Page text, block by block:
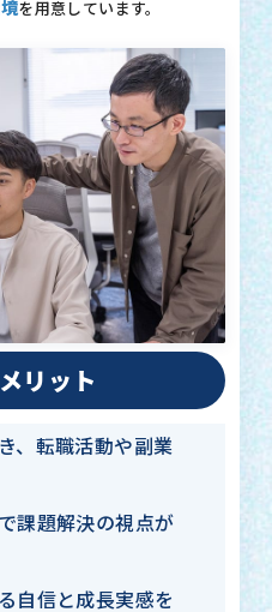
を用意しています。
リット
、転職活動や副業
課題解決の視点が
自信と成長実感を